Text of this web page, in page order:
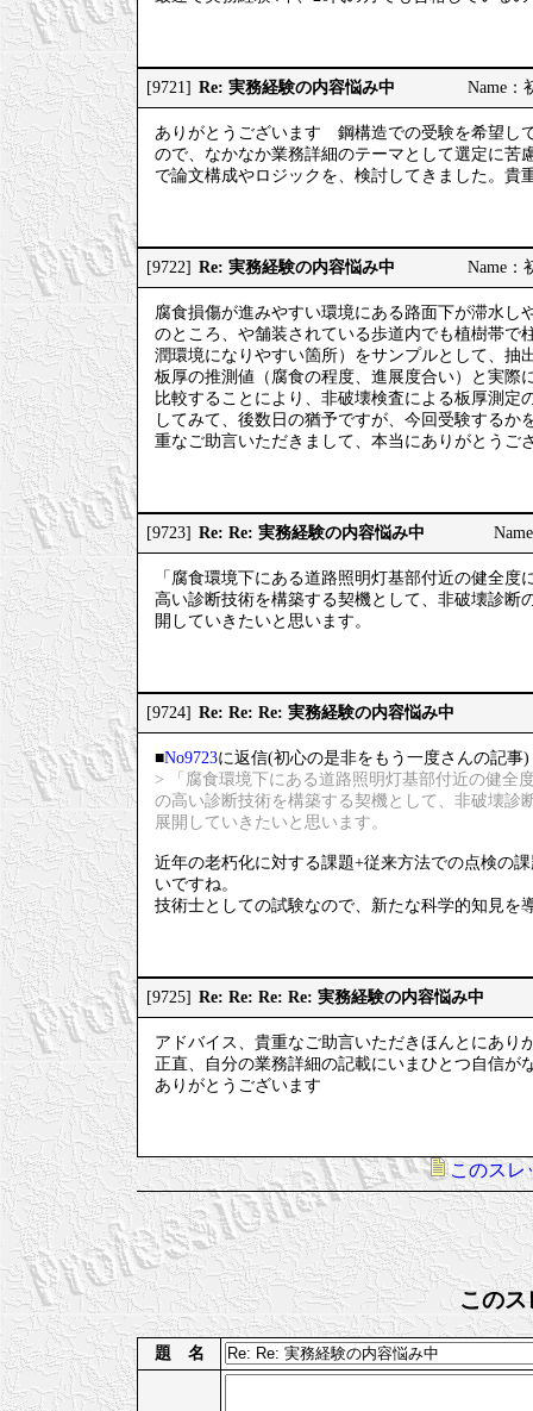
[9721] Re: 実務経験の内容悩み中 Name：
ありがとうございます 鋼構造での受験を希望し
ので、なかなか業務詳細のテーマとして選定に苦
で論文構成やロジックを、検討してきました。貴
[9722] Re: 実務経験の内容悩み中 Name：
腐食損傷が進みやすい環境にある路面下が滞水
のところ、や舗装されている歩道内でも植樹帯で
潤環境になりやすい箇所）をサンプルとして、抽
板厚の推測値（腐食の程度、進展度合い）と実際
比較することにより、非破壊検査による板厚測
してみて、後数日の猶予ですが、今回受験する
重なご助言いただきまして、本当にありがとうご
[9723] Re: Re: 実務経験の内容悩み中
「腐食環境下にある道路照明灯基部付近の健全
高い診断技術を構築する契機として、非破壊診断
開していきたいと思います。
[9724] Re: Re: Re: 実務経験の内容悩み中
■No9723に返信(初心の是非をもう一度さんの記事)
> 「腐食環境下にある道路照明灯基部付近の健全
の高い診断技術を構築する契機として、非破壊診
展開していきたいと思います。
近年の老朽化に対する課題+従来方法での点検の
いですね。
技術士としての試験なので、新たな科学的知見を
[9725] Re: Re: Re: Re: 実務経験の内容悩み中
アドバイス、貴重なご助言いただきほんとにあり
正直、自分の業務詳細の記載にいまひとつ自信が
ありがとうございます
このスレ
この
題 名